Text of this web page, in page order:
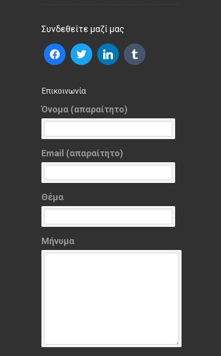
Συνδεθείτε μαζί μας
Επικοινωνία
Όνομα (απαραίτητο)
Email (απαραίτητο)
Θέμα
Μήνυμα